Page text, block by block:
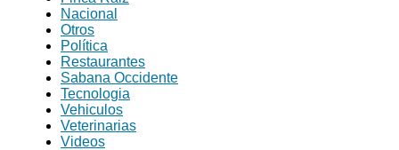
Nacional
Otros
Política
Restaurantes
Sabana Occidente
Tecnologia
Vehiculos
Veterinarias
Videos